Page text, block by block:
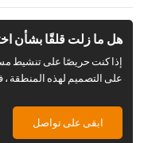
هل ما زلت قلقًا بشأن
إذا كنت حريصًا على تنشيط
على التصميم لهذه المنطقة ،
ابقى على تواصل